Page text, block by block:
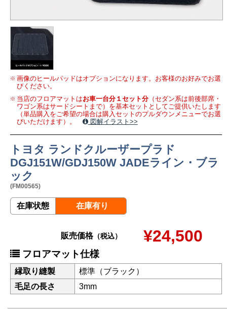
画像のヒールパッドはオプションになります。お客様のお好みでお選
びください。
当店のフロアマットはお車一台分１セット分（セダン系は前後部席・
ワゴン系はサードシートまで）を基本セットとしてご提供いたします
（単品購入をご希望の場合は購入セットのプルダウンメニューでお選
びいただけます）。
図解イラスト>>
トヨタ ランドクルーザープラド
DGJ151W/GDJ150W JADEライン・ブラ
ック
(FM00565)
在庫状態 在庫有り
販売価格（税込） ¥24,500
フロアマット仕様
縁取り縫製
標準（ブラック）
毛足の長さ
3mm